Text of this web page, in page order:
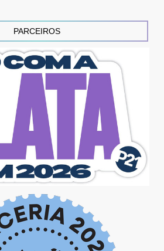
PARCEIROS